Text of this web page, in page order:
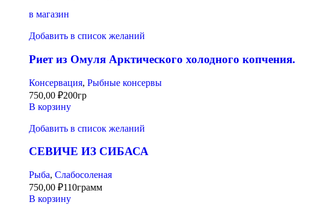
в магазин
Добавить в список желаний
Риет из Омуля Арктического холодного копчения.
Консервация, Рыбные консервы
750,00 ₽200гр
В корзину
Добавить в список желаний
СЕВИЧЕ ИЗ СИБАСА
Рыба, Слабосоленая
750,00 ₽110грамм
В корзину